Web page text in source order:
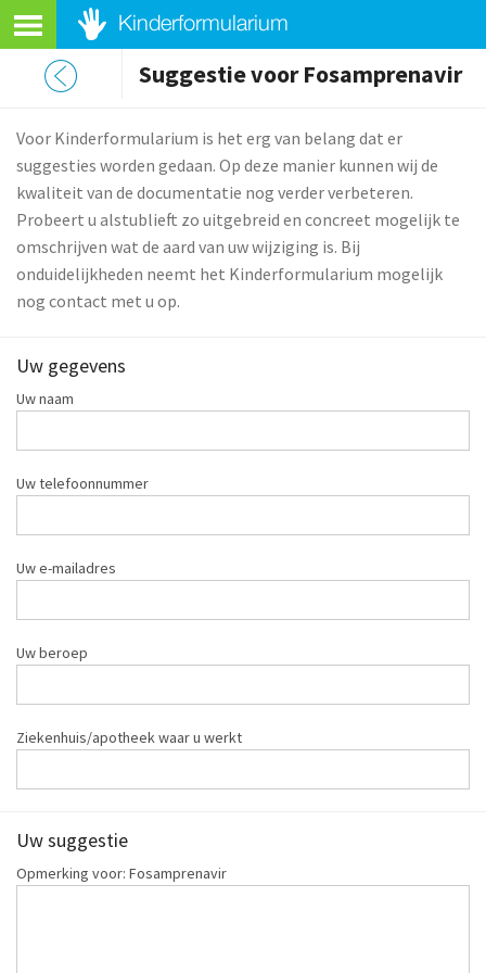
Suggestie voor Fosamprenavir
Voor Kinderformularium is het erg van belang dat er
suggesties worden gedaan. Op deze manier kunnen wij de
kwaliteit van de documentatie nog verder verbeteren.
Probeert u alstublieft zo uitgebreid en concreet mogelijk te
omschrijven wat de aard van uw wijziging is. Bij
onduidelijkheden neemt het Kinderformularium mogelijk
nog contact met u op.
Uw gegevens
Uw naam
Uw telefoonnummer
Uw e-mailadres
Uw beroep
Ziekenhuis/apotheek waar u werkt
Uw suggestie
Opmerking voor: Fosamprenavir